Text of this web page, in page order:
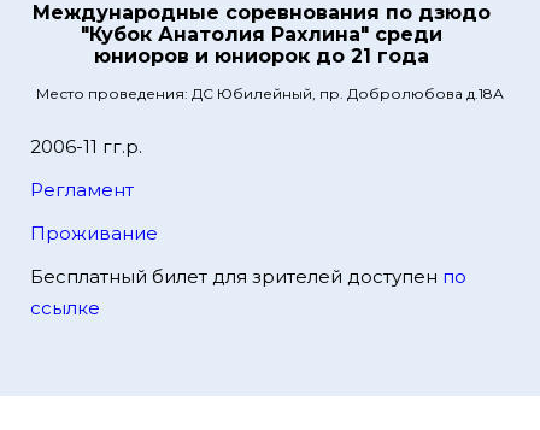
Международные соревнования по дзюдо
"Кубок Анатолия Рахлина" среди
юниоров и юниорок до 21 года
Место проведения: ДС Юбилейный, пр. Добролюбова д.18А
2006-11 гг.р.
Регламент
Проживание
Бесплатный билет для зрителей доступен по
ссылке